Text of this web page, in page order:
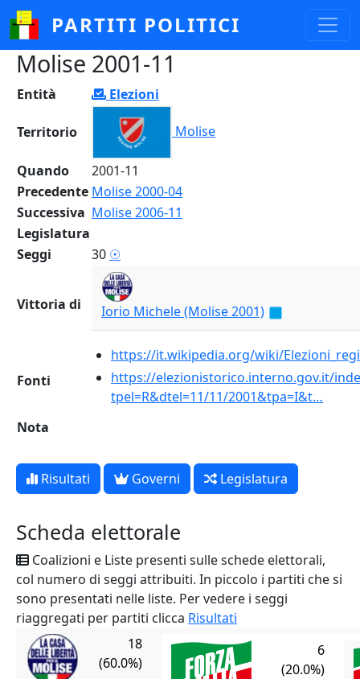
Salta al contenuto principale
PARTITI POLITICI
Molise 2001-11
Entità Elezioni
Territorio Molise
Quando
2001-11
Precedente Molise 2000-04
Successiva Molise 2006-11
Legislatura
Seggi
30 ☉
Vittoria di Iorio Michele (Molise 2001)
Fonti
https://it.wikipedia.org/wiki/
https://elezionistorico.interno.gov.it/
tpel=R&dtel=11/11/2001&tpa=I&t…
Nota
Risultati Governi Legislatura
Scheda elettorale
Coalizioni e Liste presenti sulle schede elettorali,
col numero di seggi attribuiti. In piccolo i partiti che si
sono presentati nelle liste. Per vedere i seggi
riaggregati per partiti clicca Risultati
18
(60.0%)
6
(20.0%)